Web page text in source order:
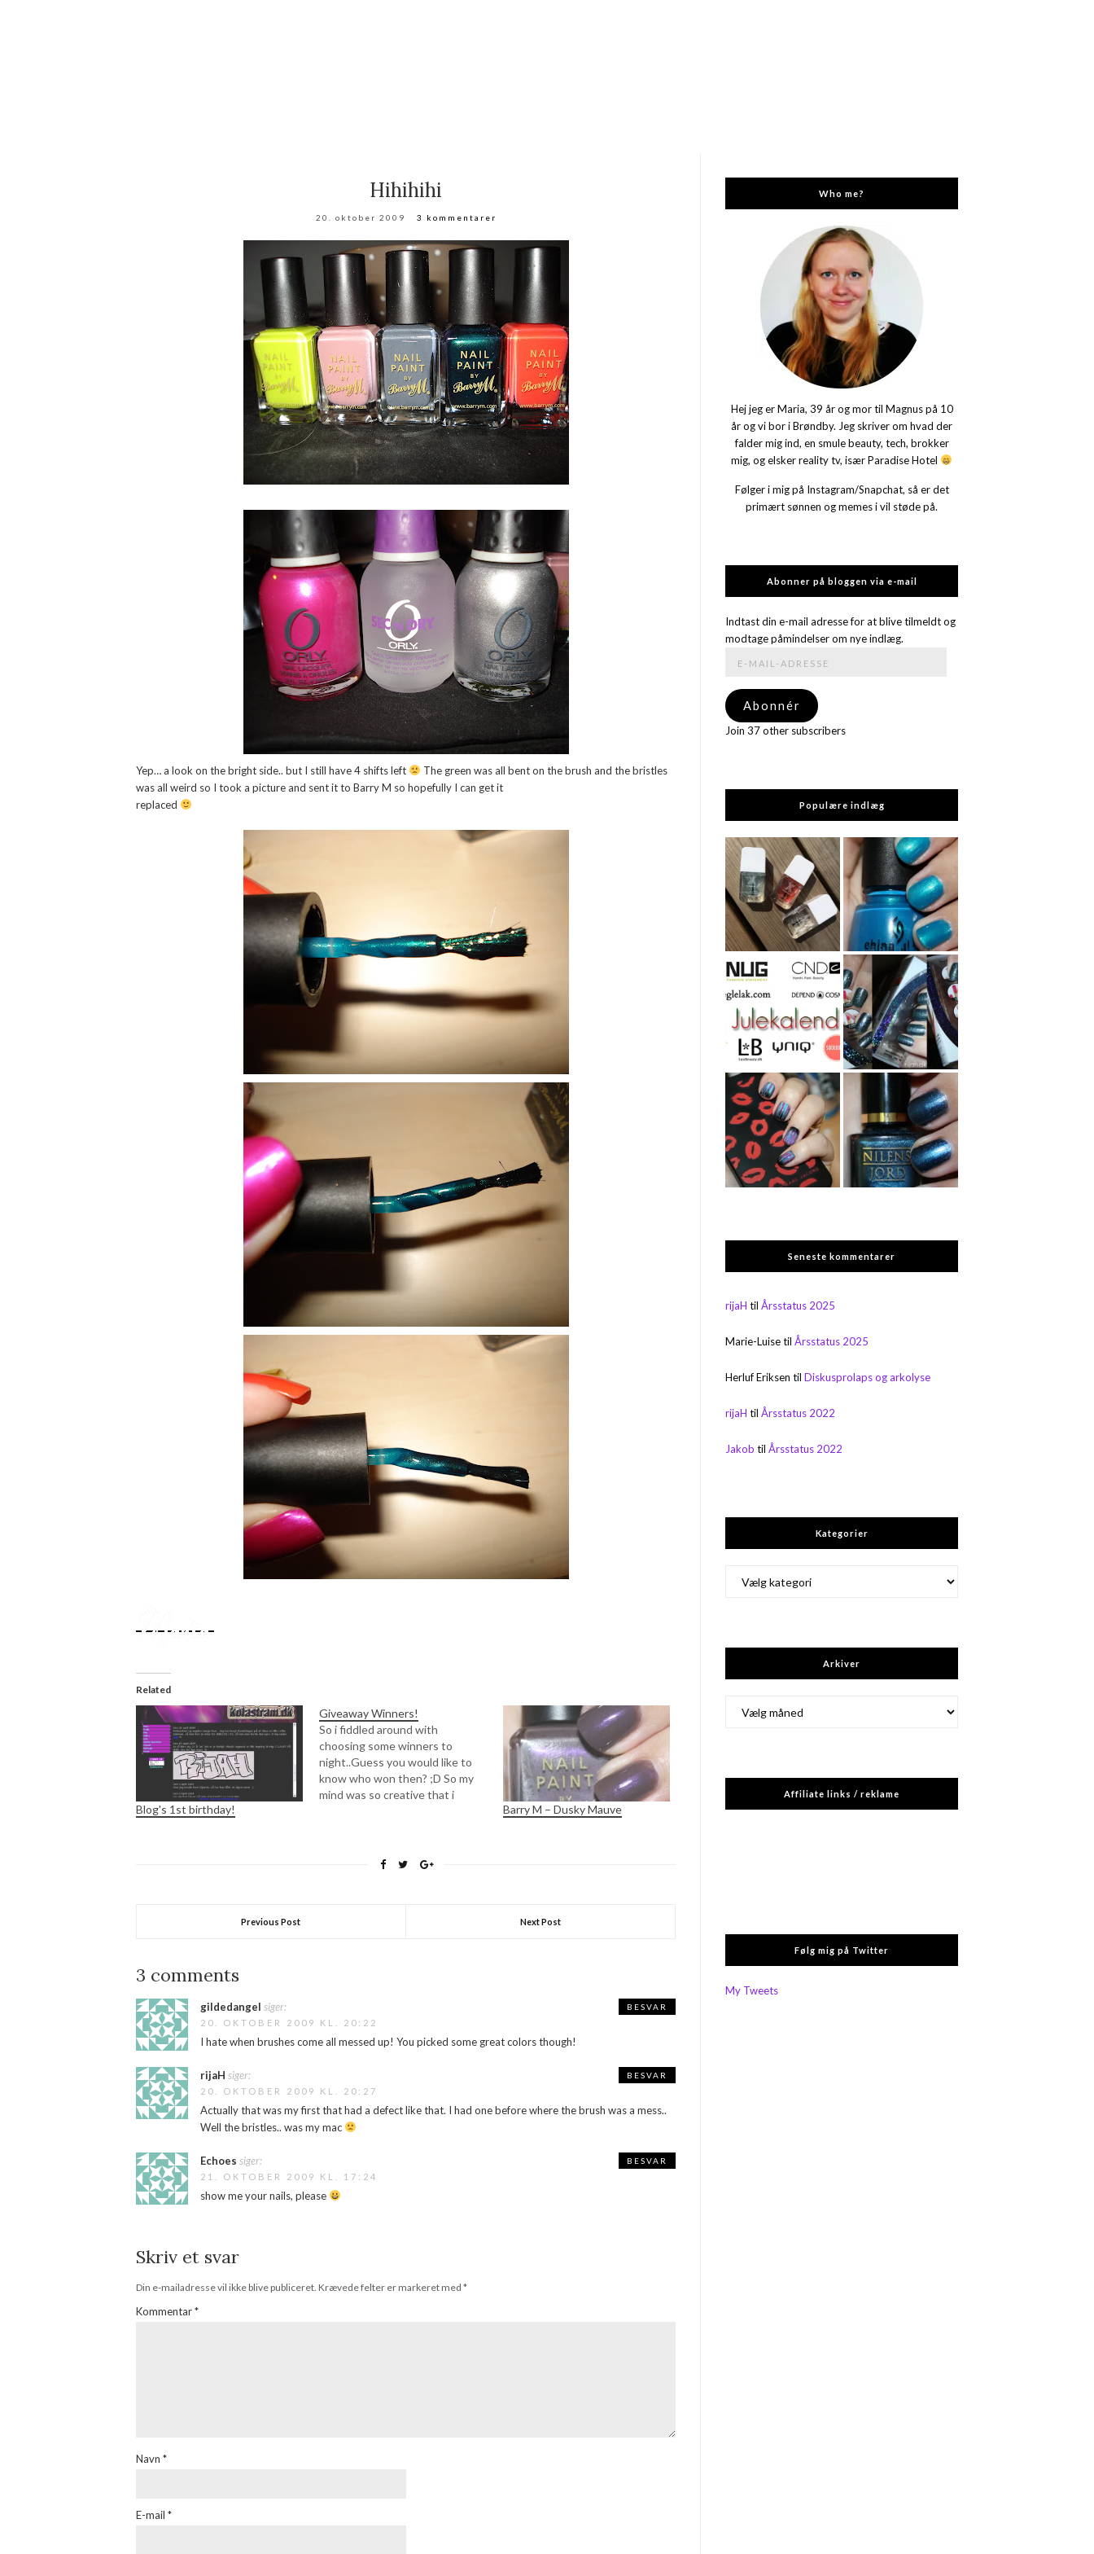
Hihihihi
20. oktober 2009 3 kommentarer
Yep… a look on the bright side.. but I still have 4 shifts left
The green was all bent on the brush and the bristles
was all weird so I took a picture and sent it to Barry M so hopefully I can get it
replaced
Related
Blog's 1st birthday!
Giveaway Winners!
So i fiddled around with
choosing some winners to
night..Guess you would like to
know who won then? ;D So my
mind was so creative that i
crumbled up and going in to my…
Barry M – Dusky Mauve
Previous Post Next Post
3 comments
gildedangel siger:
20. OKTOBER 2009 KL. 20:22
I hate when brushes come all messed up! You picked some great colors though!
BESVAR
rijaH siger:
20. OKTOBER 2009 KL. 20:27
Actually that was my first that had a defect like that. I had one before where the brush was a mess..
Well the bristles.. was my mac
BESVAR
Echoes siger:
21. OKTOBER 2009 KL. 17:24
show me your nails, please
BESVAR
Skriv et svar
Din e-mailadresse vil ikke blive publiceret. Krævede felter er markeret med *
Kommentar*
Navn *
E-mail *
Who me?
Hej jeg er Maria, 39 år og mor til Magnus på 10
år og vi bor i Brøndby. Jeg skriver om hvad der
falder mig ind, en smule beauty, tech, brokker
mig, og elsker reality tv, især Paradise Hotel
Følger i mig på Instagram/Snapchat, så er det
primært sønnen og memes i vil støde på.
Abonner på bloggen via e-mail
Indtast din e-mail adresse for at blive tilmeldt og
modtage påmindelser om nye indlæg.
adresse
Abonnér
Join 37 other subscribers
Populære indlæg
Seneste kommentarer
rijaH tilÅrsstatus 2025
Marie-LuisetilÅrsstatus 2025
Herluf Eriksen tilDiskusprolaps og arkolyse
rijaH tilÅrsstatus 2022
Jakob tilÅrsstatus 2022
Kategorier
Arkiver
Affiliate links / reklame
Følg mig på Twitter
My Tweets